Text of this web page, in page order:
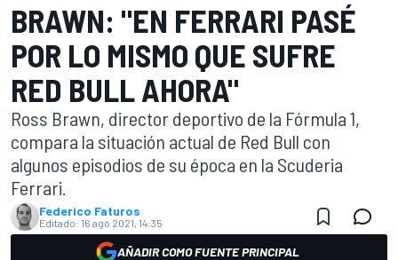
BRAWN: "EN FERRARI PASÉ
POR LO MISMO QUE SUFRE
RED BULL AHORA"
Ross Brawn, director deportivo de la Fórmula 1,
compara la situación actual de Red Bull con
algunos episodios de su época en la Scuderia
Ferrari.
Federico Faturos
Editado: 16 ago 2021, 14:35
AÑADIR COMO FUENTE PRINCIPAL